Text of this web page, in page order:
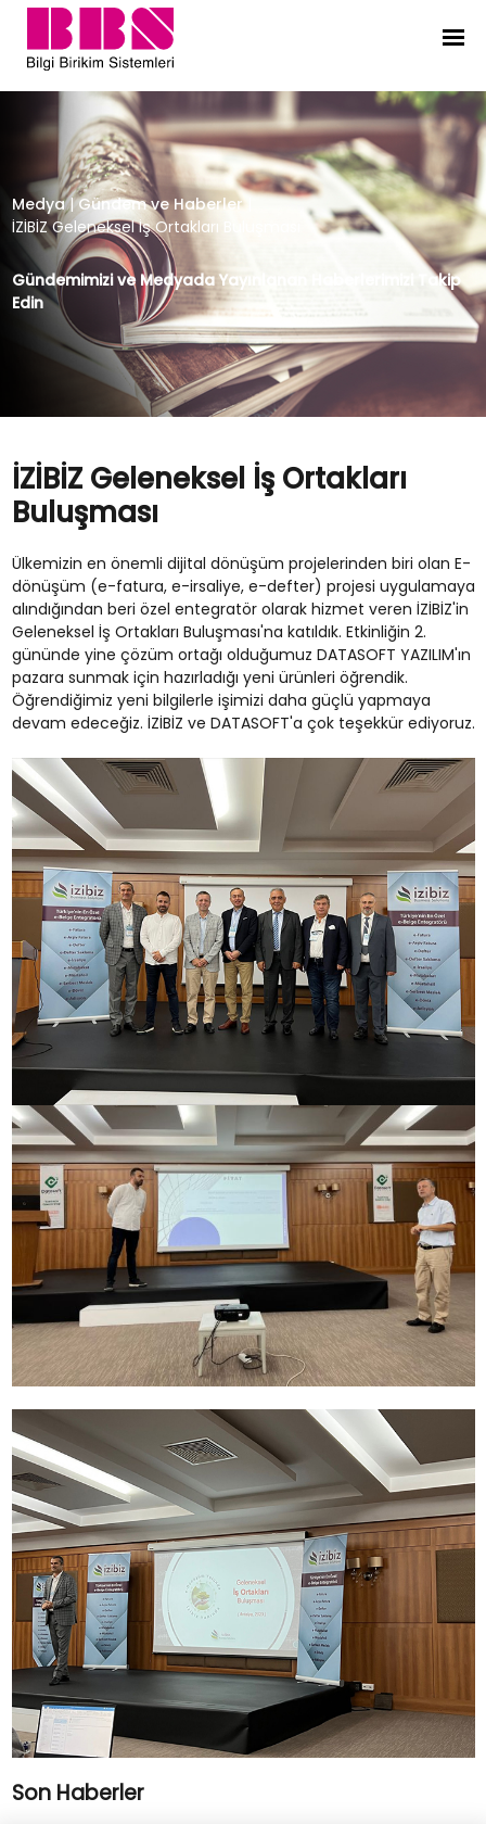
İZİBİZ Geleneksel İş Ortakları
Medya | Gündem ve Haberler
İZİBİZ Geleneksel İş Ortakları Buluşması
Gündemimizi ve Medyada Yayınlanan Haberlerimizi Takip
Edin
İZİBİZ Geleneksel İş Ortakları
Buluşması
Ülkemizin en önemli dijital dönüşüm projelerinden biri olan E-
dönüşüm (e-fatura, e-irsaliye, e-defter) projesi uygulamaya
alındığından beri özel entegratör olarak hizmet veren İZİBİZ'in
Geleneksel İş Ortakları Buluşması'na katıldık. Etkinliğin 2.
gününde yine çözüm ortağı olduğumuz DATASOFT YAZILIM'ın
pazara sunmak için hazırladığı yeni ürünleri öğrendik.
Öğrendiğimiz yeni bilgilerle işimizi daha güçlü yapmaya
devam edeceğiz. İZİBİZ ve DATASOFT'a çok teşekkür ediyoruz.
Son Haberler